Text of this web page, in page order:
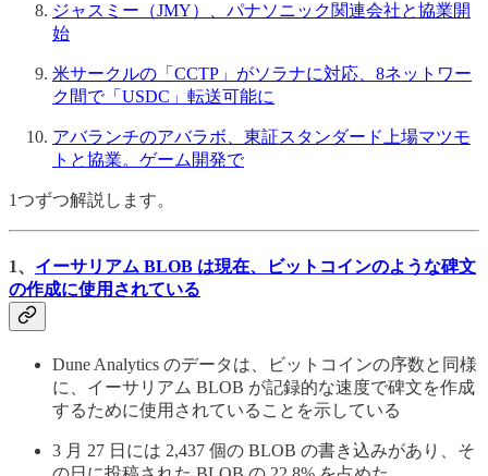
ジャスミー（JMY）、パナソニック関連会社と協業開
始
米サークルの「CCTP」がソラナに対応、8ネットワー
ク間で「USDC」転送可能に
アバランチのアバラボ、東証スタンダード上場マツモ
トと協業。ゲーム開発で
1つずつ解説します。
1、 イーサリアム BLOB は現在、ビットコインのような碑文
の作成に使用されている
Dune Analytics のデータは、ビットコインの序数と同様
に、イーサリアム BLOB が記録的な速度で碑文を作成
するために使用されていることを示している
3 月 27 日には 2,437 個の BLOB の書き込みがあり、そ